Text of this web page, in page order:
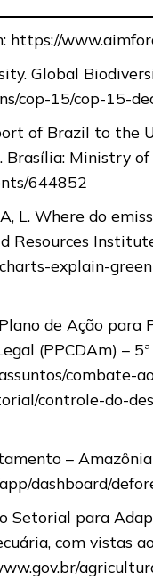
https://
Global
cop-15/cop-15-
of Brazil to the
Ministry
644852
L. Where do
Resources
explain-
de Ação para
(PPCDAm) –
combate-
controle-do-
–
dashboard/
Setorial para
com vistas